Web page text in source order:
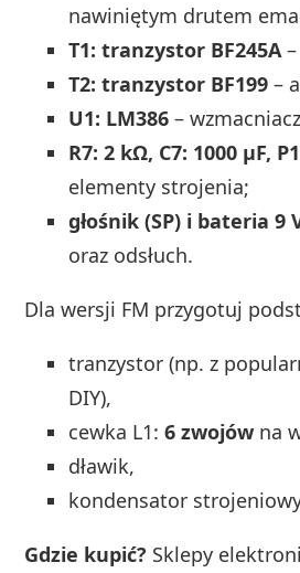
nawiniętym drutem
T1: tranzystor BF245A–
T2: tranzystor BF199 –
U1: LM386 –
R7: 2 kΩ, C7: 1000 µF,
elementy strojenia;
głośnik (SP) i bateria 9
oraz odsłuch.
Dla wersji FM przygotuj
tranzystor (np. z
DIY),
cewka L1:6 zwojów na
dławik,
kondensator
Gdzie kupić? Sklepy